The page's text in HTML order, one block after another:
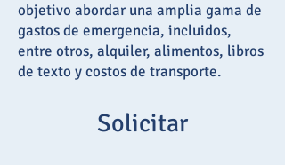
objetivo abordar una amplia gama de
gastos de emergencia, incluidos,
entre otros, alquiler, alimentos, libros
de texto y costos de transporte.
Solicitar